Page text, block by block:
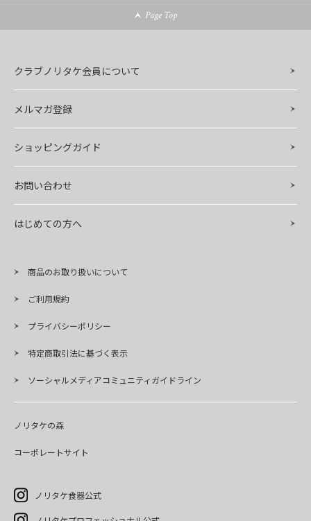
Page Top
クラブノリタケ会員について
メルマガ登録
ショッピングガイド
お問い合わせ
はじめての方へ
商品のお取り扱いについて
ご利用規約
プライバシーポリシー
特定商取引法に基づく表示
ソーシャルメディアコミュニティガイドライン
ノリタケの森
コーポレートサイト
ノリタケ食器公式